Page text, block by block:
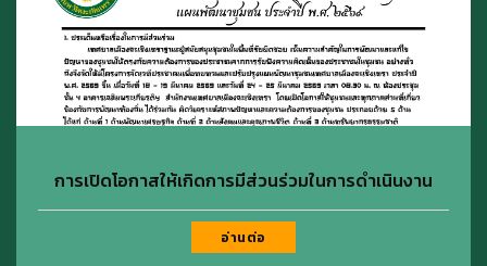
การเปิดโอกาสให้เกิดการมีส่วนร่วมในการดำเนินงาน
อ่านต่อ